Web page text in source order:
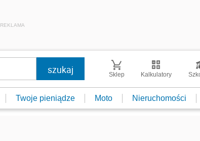
REKLAMA
Sklep Kalkulatory
Twoje pieniądze Moto Nieruchomości